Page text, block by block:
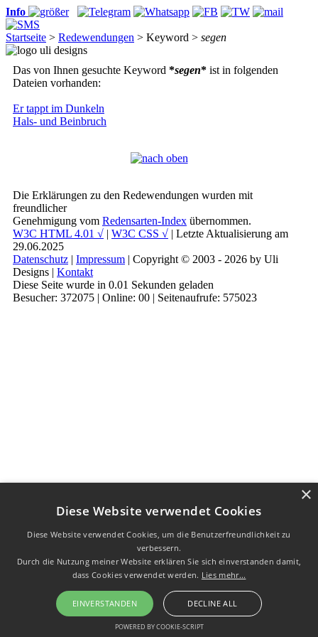
Info
Startseite > Redewendungen > Keyword > segen
Das von Ihnen gesuchte Keyword *segen* ist in folgenden
Dateien vorhanden:
Er tappt im Dunkeln
Hals- und Beinbruch
Die Erklärungen zu den Redewendungen wurden mit
freundlicher
Genehmigung vom Redensarten-Index übernommen.
W3C HTML 4.01 √ | W3C CSS √ | Letzte Aktualisierung am
29.06.2025
Datenschutz | Impressum | Copyright © 2003 - 2026 by Uli
Designs | Kontakt
Diese Seite wurde in 0.01 Sekunden geladen
Besucher: 372075 | Online: 00 | Seitenaufrufe: 575023
Diese Website verwendet Cookies
Diese Website verwendet Cookies, um die Benutzerfreundlichkeit zu
verbessern.
Durch die Nutzung meiner Website erklären Sie sich einverstanden damit,
dass Cookies verwendet werden. Lies mehr...
EINVERSTANDEN DECLINE ALL
POWERED BY COOKIE-SCRIPT
×